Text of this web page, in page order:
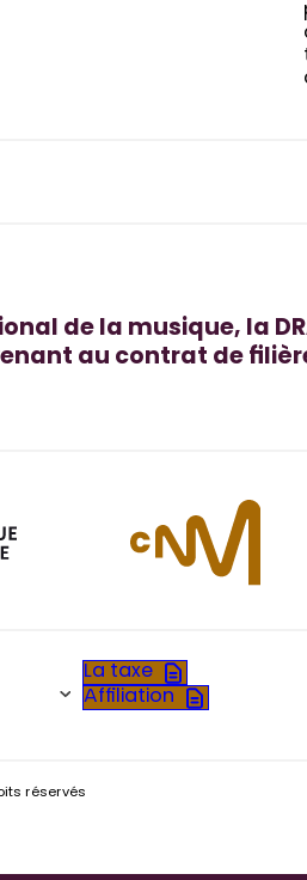
de la musique, la
au contrat de
La taxe
Affiliation
réservés